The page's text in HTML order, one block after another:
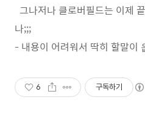
그나저나 클로버필드는 이제
나;;;
- 내용이 어려워서 딱히 할말이
6 구독하기